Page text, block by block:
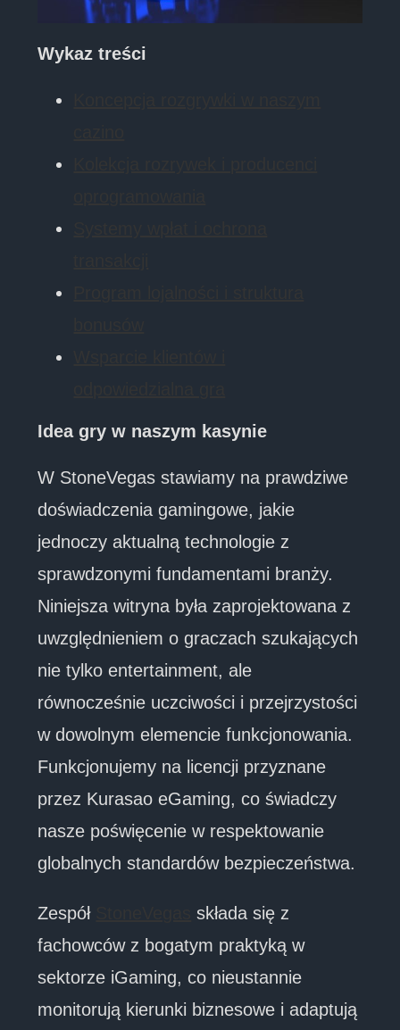
Wykaz treści
Idea gry w naszym kasynie
W StoneVegas stawiamy na prawdziwe
doświadczenia gamingowe, jakie
jednoczy aktualną technologie z
sprawdzonymi fundamentami branży.
Niniejsza witryna była zaprojektowana z
uwzględnieniem o graczach szukających
nie tylko entertainment, ale
równocześnie uczciwości i przejrzystości
w dowolnym elemencie funkcjonowania.
Funkcjonujemy na licencji przyznane
przez Kurasao eGaming, co świadczy
nasze poświęcenie w respektowanie
globalnych standardów bezpieczeństwa.
Zespół
składa się z
fachowców z bogatym praktyką w
sektorze iGaming, co nieustannie
monitorują kierunki biznesowe i adaptują